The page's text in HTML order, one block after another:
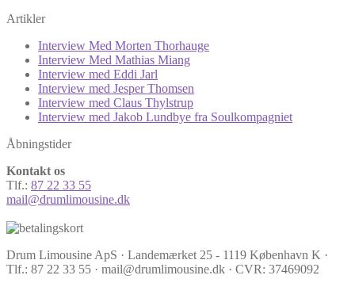
Artikler
Interview Med Morten Thorhauge
Interview Med Mathias Miang
Interview med Eddi Jarl
Interview med Jesper Thomsen
Interview med Claus Thylstrup
Interview med Jakob Lundbye fra Soulkompagniet
Åbningstider
Kontakt os
Tlf.: 87 22 33 55
mail@drumlimousine.dk
Drum Limousine ApS · Landemærket 25 - 1119 København K ·
Tlf.: 87 22 33 55 · mail@drumlimousine.dk · CVR: 37469092